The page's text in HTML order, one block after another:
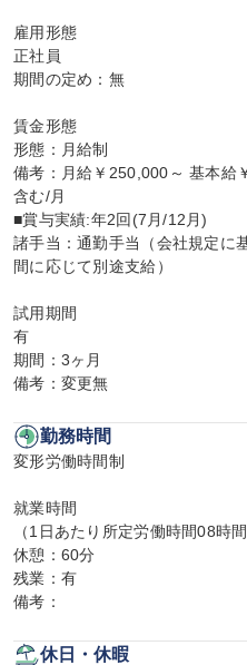
雇用形態
正社員
期間の定め：無
賃金形態
形態：月給制
備考：月給￥250,000～ 基本給
含む/月
■賞与実績:年2回(7月/12月)
諸手当：通勤手当（会社規定に
間に応じて別途支給）
試用期間
有
期間：3ヶ月
備考：変更無
勤務時間
変形労働時間制
就業時間
（1日あたり所定労働時間08時間
休憩：60分
残業：有
備考：
休日・休暇